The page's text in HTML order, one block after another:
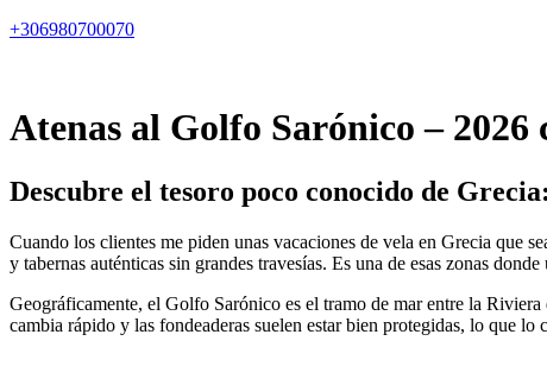
+306980700070
Atenas al Golfo Sarónico –
Descubre el tesoro poco conocido de
Cuando los clientes me piden unas vacaciones de vela en Grecia que
y tabernas auténticas sin grandes travesías. Es una de esas zonas
Geográficamente, el Golfo Sarónico es el tramo de mar entre la
cambia rápido y las fondeaderas suelen estar bien protegidas, lo que